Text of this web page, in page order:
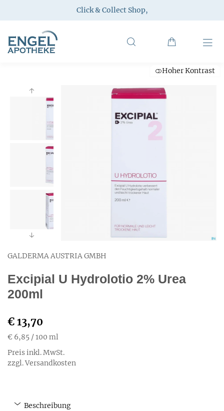
Click & Collect Shop,
Hoher Kontrast
GALDERMA AUSTRIA GMBH
Excipial U Hydrolotio 2% Urea
200ml
€ 13,70
€ 6,85 / 100 ml
Preis inkl. MwSt.
zzgl. Versandkosten
Beschreibung